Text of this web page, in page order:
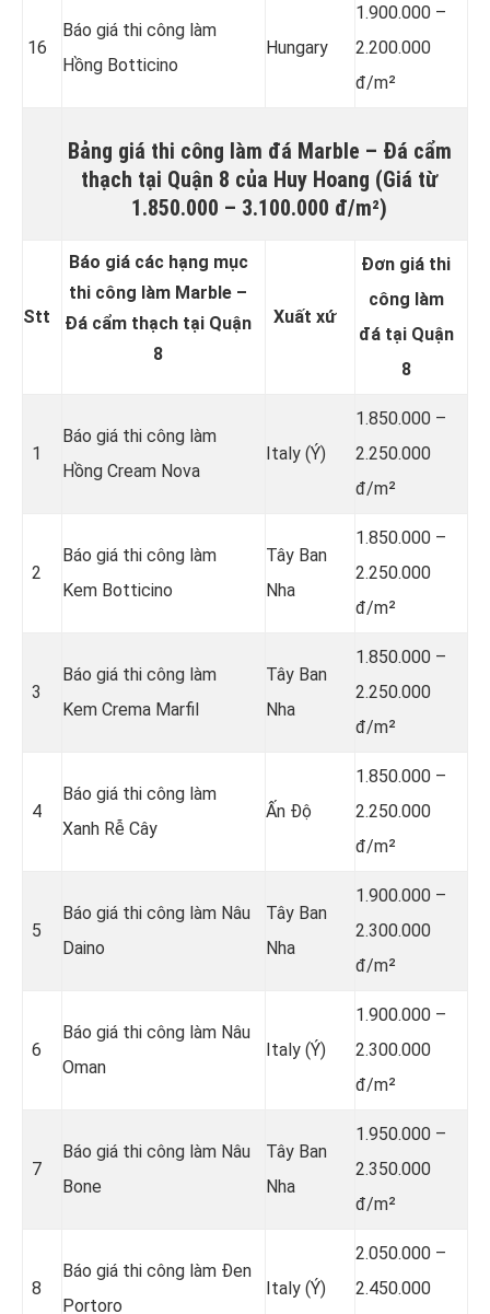
16
Báo giá thi công làm
Hồng Botticino
Hungary
1.900.000 –
2.200.000
đ/m²
Bảng giá thi công làm đá Marble – Đá cẩm
thạch tại Quận 8 của Huy Hoang (Giá từ
1.850.000 – 3.100.000 đ/m²)
Stt
Báo giá các hạng mục
thi công làm Marble –
Đá cẩm thạch tại Quận
8
Xuất xứ
Đơn giá thi
công làm
đá tại Quận
8
1
Báo giá thi công làm
Hồng Cream Nova
Italy (Ý)
1.850.000 –
2.250.000
đ/m²
2
Báo giá thi công làm
Kem Botticino
Tây Ban
Nha
1.850.000 –
2.250.000
đ/m²
3
Báo giá thi công làm
Kem Crema Marfil
Tây Ban
Nha
1.850.000 –
2.250.000
đ/m²
4
Báo giá thi công làm
Xanh Rễ Cây
Ấn Độ
1.850.000 –
2.250.000
đ/m²
5
Báo giá thi công làm Nâu
Daino
Tây Ban
Nha
1.900.000 –
2.300.000
đ/m²
6
Báo giá thi công làm Nâu
Oman
Italy (Ý)
1.900.000 –
2.300.000
đ/m²
7
Báo giá thi công làm Nâu
Bone
Tây Ban
Nha
1.950.000 –
2.350.000
đ/m²
8
Báo giá thi công làm Đen
Portoro
Italy (Ý)
2.050.000 –
2.450.000